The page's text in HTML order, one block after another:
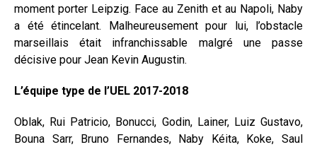
moment porter Leipzig. Face au Zenith et au Napoli, Naby
a été étincelant. Malheureusement pour lui, l’obstacle
marseillais était infranchissable malgré une passe
décisive pour Jean Kevin Augustin.
L’équipe type de l’UEL 2017-2018
Oblak, Rui Patricio, Bonucci, Godin, Lainer, Luiz Gustavo,
Bouna Sarr, Bruno Fernandes, Naby Kéita, Koke, Saul